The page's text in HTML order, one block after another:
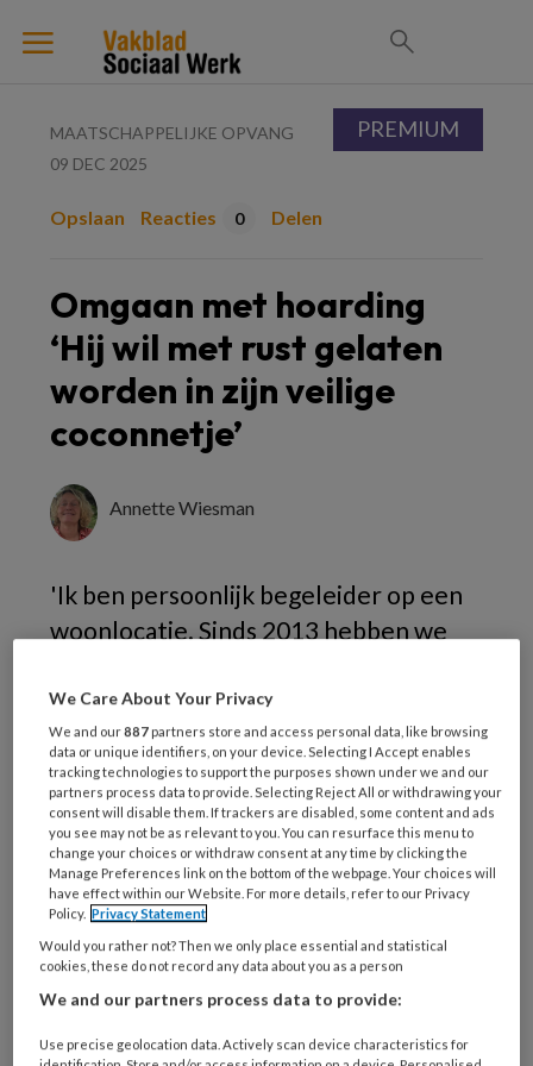
MAATSCHAPPELIJKE OPVANG
09 DEC 2025
Opslaan Reacties 0 Delen
Omgaan met hoarding
‘Hij wil met rust gelaten
worden in zijn veilige
coconnetje’
Annette Wiesman
'Ik ben persoonlijk begeleider op een
woonlocatie. Sinds 2013 hebben we
verstandelijke beperking. Hij kan niet
lezen en schrijven, maar heeft wél een
betaalde baan bij een sociaal
ontwikkelbedrijf. Hij is snel
overprikkeld in onze drukke omgeving,
midden in een grote stad en met elf
medebewoners. Hij heeft moeite om
zijn kamer te onderhouden, opruimen,
afwassen en schoonhouden doet hij
urineert regelmatig in bed. Zijn lakens
PREMIUM
We Care About Your Privacy
We and our887 partners store and access personal data, like browsing
data or unique identifiers, on your device. Selecting I Accept enables
tracking technologies to support the purposes shown under we and our
partners process data to provide. Selecting Reject All or withdrawing your
consent will disable them. If trackers are disabled, some content and ads
you see may not be as relevant to you. You can resurface this menu to
change your choices or withdraw consent at any time by clicking the
Manage Preferences link on the bottom of the webpage. Your choices will
have effect within our Website. For more details, refer to our Privacy
Policy. Privacy Statement
Would you rather not? Then we only place essential and statistical
cookies, these do not record any data about you as a person
We and our partners process data to provide:
Use precise geolocation data. Actively scan device characteristics for